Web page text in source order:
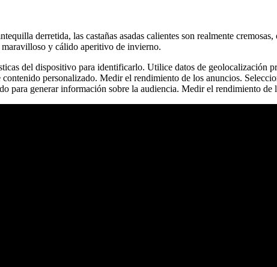
derretida, las castañas asadas calientes son realmente
maravilloso y cálido aperitivo de invierno.
del dispositivo para identificarlo. Utilice datos de
personalizado. Medir el rendimiento de los anuncios.
para generar información sobre la audiencia. Medir el rendimiento